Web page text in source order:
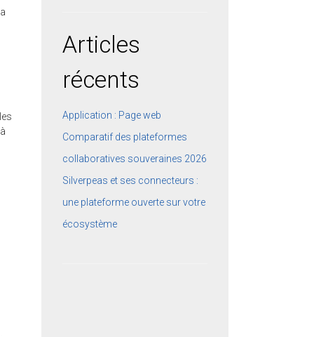
Articles
récents
Application : Page web
Comparatif des plateformes
collaboratives souveraines 2026
Silverpeas et ses connecteurs :
une plateforme ouverte sur votre
écosystème